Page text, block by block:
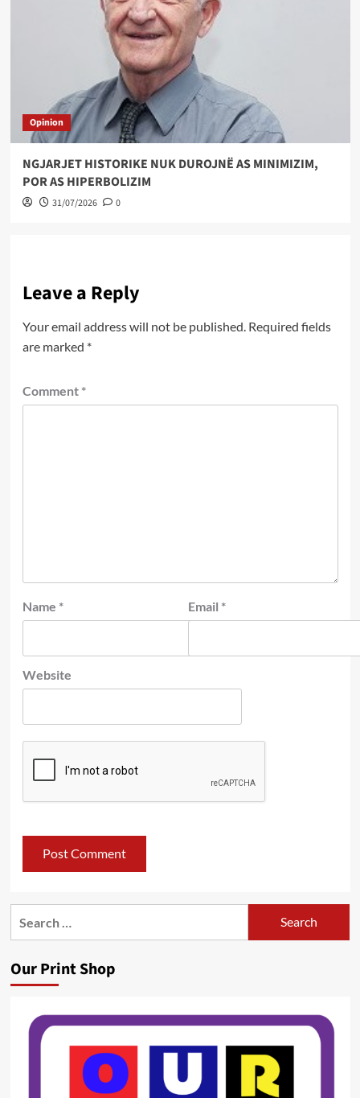
Opinion
NGJARJET HISTORIKE NUK DUROJNË AS MINIMIZIM,
POR AS HIPERBOLIZIM
31/07/2026 0
Leave a Reply
Your email address will not be published. Required fields
are marked *
Comment *
Name * Email *
Website
Our Print Shop